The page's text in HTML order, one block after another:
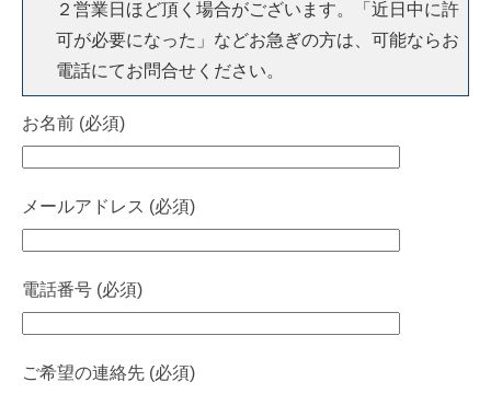
２営業日ほど頂く場合がございます。「近日中に許
可が必要になった」などお急ぎの方は、可能ならお
電話にてお問合せください。
お名前 (必須)
メールアドレス (必須)
電話番号 (必須)
ご希望の連絡先 (必須)